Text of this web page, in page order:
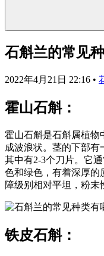
石斛兰的常见
2022年4月21日 22:16 •
霍山石斛：
霍山石斛是石斛属植物
成波浪状。茎的下部有
其中有2-3个刀片。它
色和绿色，有着深厚的
障级别相对平坦，粉末
铁皮石斛：